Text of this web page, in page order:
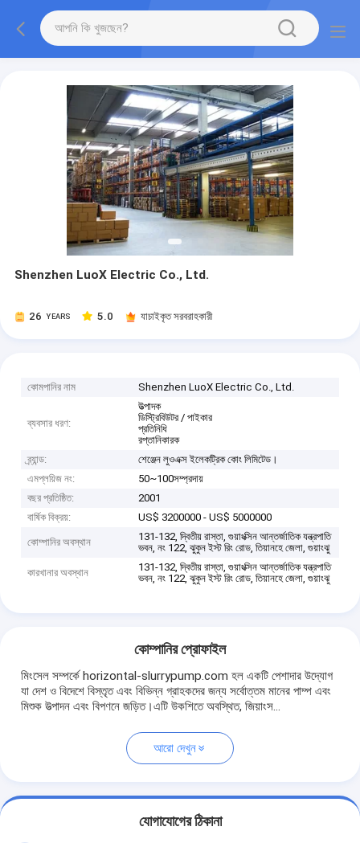
Shenzhen LuoX Electric Co., Ltd.
26 YEARS 5.0 যাচাইকৃত সরবরাহকারী
কোমপানির নাম Shenzhen LuoX Electric Co., Ltd.
ব্যবসার ধরণ:
উত্পাদক
ডিস্ট্রিবিউটর / পাইকার
প্রতিনিধি
রপ্তানিকারক
ব্র্যান্ড:
শেঞ্জেন লুওএক্স ইলেকট্রিক কোং লিমিটেড।
এমপ্লয়িজ নং:
50~100সম্প্রদায়
বছর প্রতিষ্ঠিত:
2001
বার্ষিক বিক্রয়:
US$ 3200000 - US$ 5000000
কোম্পানির অবস্থান
131-132, দ্বিতীয় রাস্তা, গুয়াংক্সিন আন্তর্জাতিক যন্ত্রপাতি
ভবন, নং 122, ঝুকুন ইস্ট রিং রোড, তিয়ানহে জেলা, গুয়াংঝু
কারখানার অবস্থান
131-132, দ্বিতীয় রাস্তা, গুয়াংক্সিন আন্তর্জাতিক যন্ত্রপাতি
ভবন, নং 122, ঝুকুন ইস্ট রিং রোড, তিয়ানহে জেলা, গুয়াংঝু
কোম্পানির প্রোফাইল
মিংসেল সম্পর্কে horizontal-slurrypump.com হল একটি পেশাদার উদ্যোগ
যা দেশ ও বিদেশে বিস্তৃত এবং বিভিন্ন গ্রাহকদের জন্য সর্বোত্তম মানের পাম্প এবং
মিশুক উত্পাদন এবং বিপণনে জড়িত।এটি উকশিতে অবস্থিত, জিয়াংস...
আরো দেখুন
যোগাযোগের ঠিকানা